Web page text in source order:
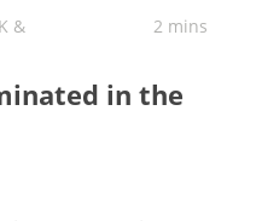
&
2 mins
in the